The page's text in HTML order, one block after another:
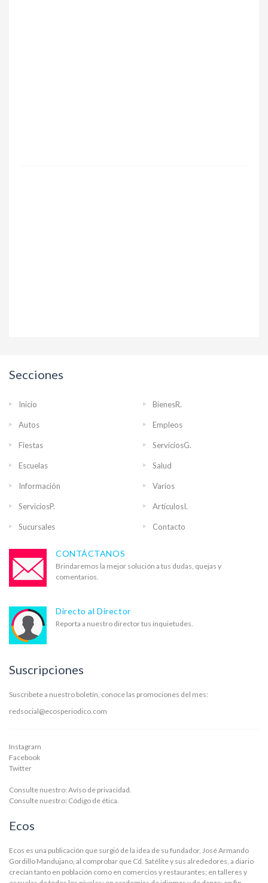
Secciones
Inicio BienesR.
Autos Empleos
Fiestas ServiciosG.
Escuelas Salud
Información Varios
ServiciosP. ArtículosI.
Sucursales Contacto
CONTÁCTANOS
Brindaremos la mejor solución a tus dudas, quejas y
comentarios.
Directo al Director
Reporta a nuestro director tus inquietudes.
Suscripciones
Suscribete a nuestro boletín, conoce las promociones del mes:
redsocial@ecosperiodico.com
Instagram
Facebook
Twitter
Consulte nuestro: Avíso de privacidad.
Consulte nuestro: Código de ética.
Ecos
Ecos es una publicación que surgió de la idea de su fundador, José Armando
Gordillo Mandujano, al comprobar que Cd. Satélite y sus alrededores, a diario
crecían tanto en población como en comercios y restaurantes; en talleres y